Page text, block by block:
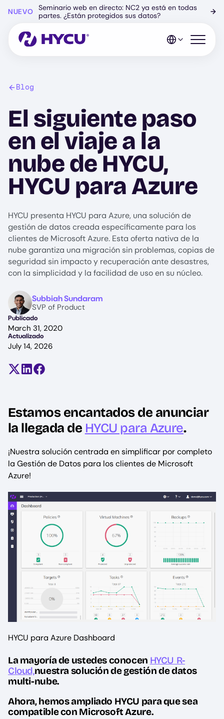
principal
NUEVO
Seminario web en directo: NC2 ya está en todas
partes. ¿Están protegidos sus datos?
→
Abrir el
Blog
El siguiente paso
en el viaje a la
nube de HYCU,
HYCU para Azure
HYCU presenta HYCU para Azure, una solución de
gestión de datos creada específicamente para los
clientes de Microsoft Azure. Esta oferta nativa de la
nube garantiza una migración sin problemas, copias de
seguridad sin impacto y recuperación ante desastres,
con la simplicidad y la facilidad de uso en su núcleo.
ImageSubbiah Sundaram
SVP of Product
Publicado
March 31, 2020
Actualizado
July 14, 2026
Compartir en X (antes Twitter)
Compartir en LinkedIn
Compartir en Facebook
Estamos encantados de anunciar
la llegada de HYCU para Azure.
¡Nuestra solución centrada en simplificar por completo
la Gestión de Datos para los clientes de Microsoft
Azure!
HYCU para Azure Dashboard
La mayoría de ustedes conocen HYCU R-
Cloud,nuestra solución de gestión de datos
multi-nube.
Ahora, hemos ampliado HYCU para que sea
compatible con Microsoft Azure.